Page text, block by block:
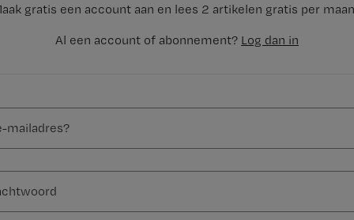
gratis een account aan en lees 2 artikelen gratis per
Al een account of abonnement? Log dan in